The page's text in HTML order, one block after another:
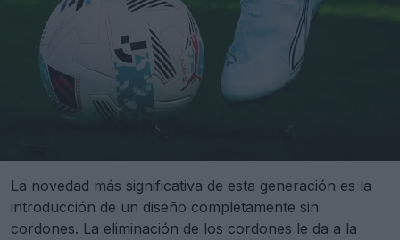
La novedad más significativa de esta generación es la
introducción de un diseño completamente sin
cordones. La eliminación de los cordones le da a la